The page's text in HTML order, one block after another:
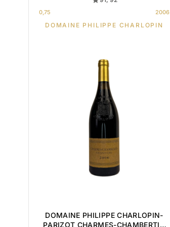
0,75 2006
DOMAINE PHILIPPE CHARLOPIN
DOMAINE PHILIPPE CHARLOPIN-
PARIZOT CHARMES-CHAMBERTIN